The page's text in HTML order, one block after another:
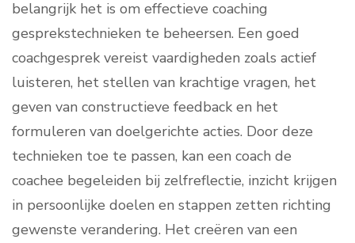
belangrijk het is om effectieve coaching
gesprekstechnieken te beheersen. Een goed
coachgesprek vereist vaardigheden zoals actief
luisteren, het stellen van krachtige vragen, het
geven van constructieve feedback en het
formuleren van doelgerichte acties. Door deze
technieken toe te passen, kan een coach de
coachee begeleiden bij zelfreflectie, inzicht krijgen
in persoonlijke doelen en stappen zetten richting
gewenste verandering. Het creëren van een